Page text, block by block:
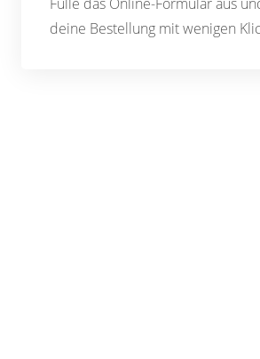
deine Bestellung mit wenigen